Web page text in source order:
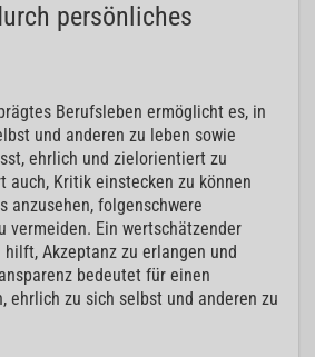
persönliches
Berufsleben ermöglicht es, in
und anderen zu leben sowie
ehrlich und zielorientiert zu
auch, Kritik einstecken zu können
anzusehen, folgenschwere
vermeiden. Ein wertschätzender
Akzeptanz zu erlangen und
bedeutet für einen
ehrlich zu sich selbst und anderen zu